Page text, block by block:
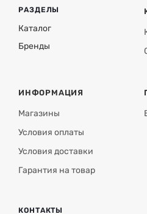
эксплуатации)
Гарантия производителя: 2
РАЗДЕЛЫ
Каталог
Бренды
ИНФОРМАЦИЯ
Магазины
Условия оплаты
Условия доставки
Гарантия на товар
КОНТАКТЫ